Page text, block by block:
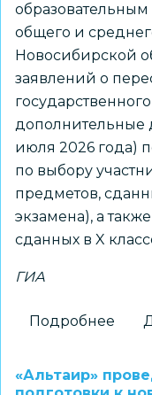
общего и
Новосибирской
заявлений о
дополнительные
июля 2026 года)
по выбору
предметов,
экзамена), а
сданных в X
ГИА
Подробнее
«Альтаир»